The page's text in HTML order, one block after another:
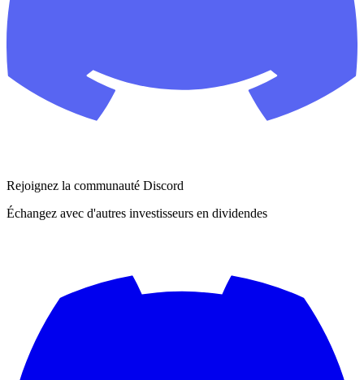
Rejoignez la communauté Discord
Échangez avec d'autres investisseurs en dividendes